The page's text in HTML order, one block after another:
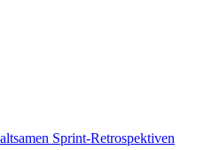
Sprint-Retrospektiven